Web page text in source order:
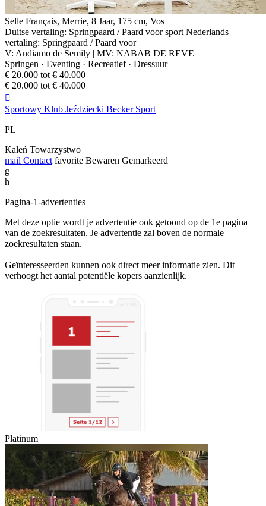
Selle Français, Merrie, 8 Jaar, 175 cm, Vos
Duitse vertaling: Springpaard / Paard voor sport Nederlands
vertaling: Springpaard / Paard voor
V: Andiamo de Semily | MV: NABAB DE REVE
Springen · Eventing · Recreatief · Dressuur
€ 20.000 tot € 40.000
€ 20.000 tot € 40.000

Sportowy Klub Jeździecki Becker Sport
PL
Kaleń Towarzystwo
mail Contact favorite Bewaren Gemarkeerd
g
h
Pagina-1-advertenties
Met deze optie wordt je advertentie ook getoond op de 1e pagina
van de zoekresultaten. Je advertentie zal boven de normale
zoekresultaten staan.
Geïnteresseerden kunnen ook direct meer informatie zien. Dit
verhoogt het aantal potentiële kopers aanzienlijk.
Platinum